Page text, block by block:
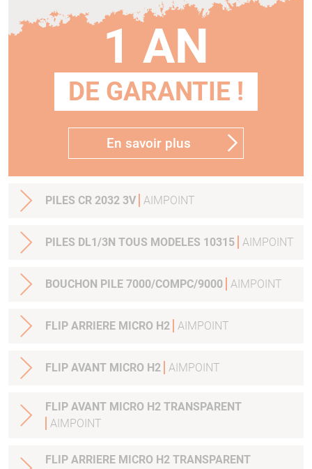
1 AN
DE GARANTIE !
En savoir plus
PILES CR 2032 3V AIMPOINT
PILES DL1/3N TOUS MODELES 10315 AIMPOINT
BOUCHON PILE 7000/COMPC/9000 AIMPOINT
FLIP ARRIERE MICRO H2 AIMPOINT
FLIP AVANT MICRO H2 AIMPOINT
FLIP AVANT MICRO H2 TRANSPARENT
AIMPOINT
FLIP ARRIERE MICRO H2 TRANSPARENT